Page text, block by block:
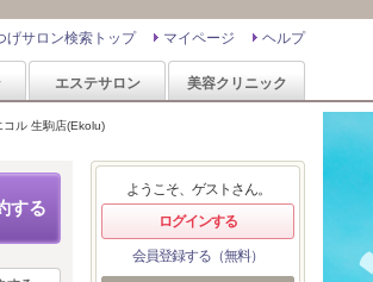
ヘルプ
マイページ
げサロン検索トップ
エステサロン 美容クリニック
ル 生駒店(Ekolu)
する
ようこそ、ゲストさん。
ログインする
会員登録する（無料）